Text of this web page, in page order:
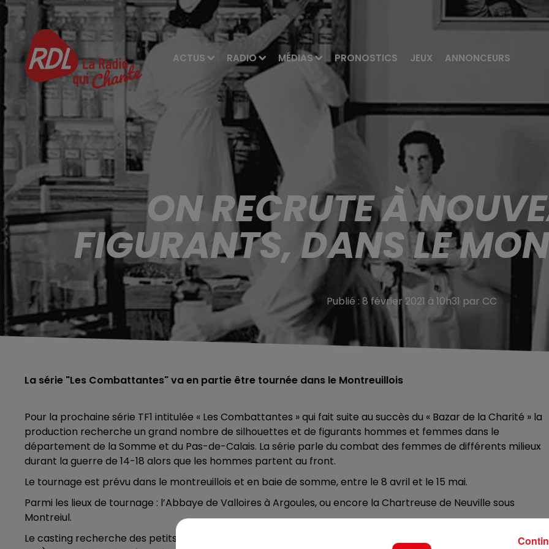
ACTUS RADIO MÉDIAS PRONOSTICS JEUX ANNONCEURS
ON RECRUTE À
FIGURANTS, DANS LE
Publié : 8 février 2021 à 10h31 par CC
La série "Les Combattantes" va en partie être tournée dans le Montreuillois
Pour la prochaine série TF1 intitulée « Les Combattantes » qui fait suite au succès du « Bazar de la Charité » la
production recherche un grand nombre de silhouettes et de figurants hommes et femmes dans le
département de la Somme et du Pas-de-Calais. La série parle du combat des femmes de différents milieux
durant la guerre de 14-18 alors que les hommes partent au front.
Le tournage est prévu dans le montreuillois et en baie de somme, entre le 8 avril et le 15 mai.
Parmi les lieux de tournage : l’Abbaye de Valloires à Argoules, ou encore la Chartreuse de Neuville sous
Montreiul.
Le casting recherche des petits rôles et des figurants pour interpréter des religieuses et infirmières (16 à 50